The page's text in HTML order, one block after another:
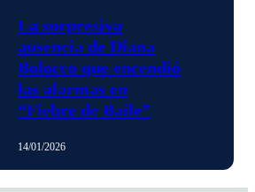
La sorpresiva
ausencia de Diana
Bolocco que encendió
las alarmas en
“Fiebre de Baile”
14/01/2026